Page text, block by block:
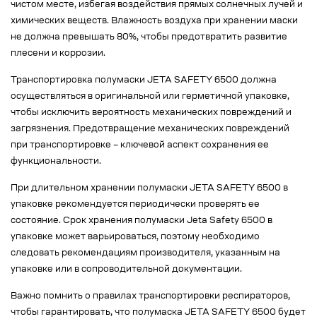
чистом месте, избегая воздействия прямых солнечных лучей и
химических веществ. Влажность воздуха при хранении маски
не должна превышать 80%, чтобы предотвратить развитие
плесени и коррозии.
Транспортировка полумаски JETA SAFETY 6500 должна
осуществляться в оригинальной или герметичной упаковке,
чтобы исключить вероятность механических повреждений и
загрязнения. Предотвращение механических повреждений
при транспортировке – ключевой аспект сохранения ее
функциональности.
При длительном хранении полумаски JETA SAFETY 6500 в
упаковке рекомендуется периодически проверять ее
состояние. Срок хранения полумаски Jeta Safety 6500 в
упаковке может варьироваться, поэтому необходимо
следовать рекомендациям производителя, указанным на
упаковке или в сопроводительной документации.
Важно помнить о правилах транспортировки респираторов,
чтобы гарантировать, что полумаска JETA SAFETY 6500 будет